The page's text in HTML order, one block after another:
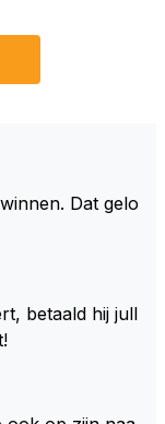
Dat gelo
betaald hij jull